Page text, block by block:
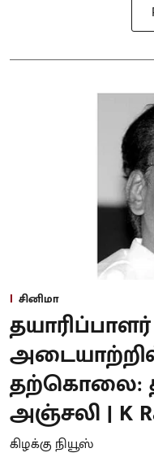
சினிமா
அடையாற்றில்
தற்கொலை:
அஞ்சலி | K
கிழக்கு நியூஸ்